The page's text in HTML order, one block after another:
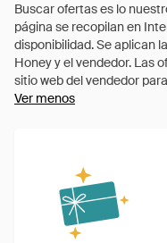
Ver menos